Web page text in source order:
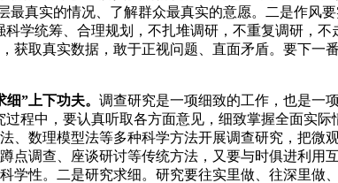
最真实的情况、了解群众最真实的意愿。二是作风
科学统筹、合理规划，不扎堆调研，不重复调研，
获取真实数据，敢于正视问题、直面矛盾。要下一
”上下功夫。 调查研究是一项细致的工作，也是一
过程中，要认真听取各方面意见，细致掌握全面实
、数理模型法等多种科学方法开展调查研究，把微
点调查、座谈研讨等传统方法，又要与时俱进利用
学性。二是研究求细。研究要往实里做、往深里做